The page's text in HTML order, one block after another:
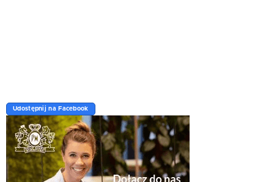
Udostępnij na Facebook